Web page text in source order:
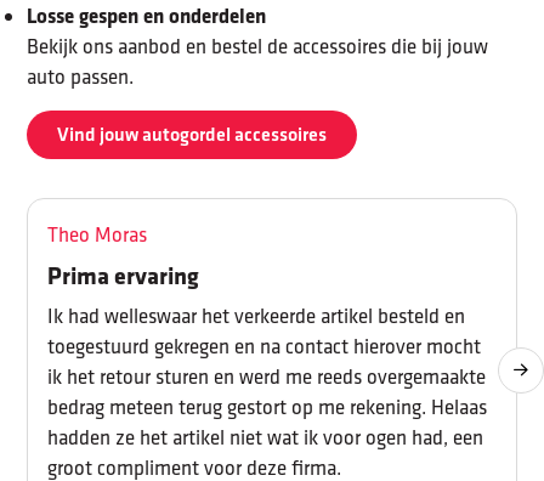
Losse gespen en onderdelen
Bekijk ons aanbod en bestel de accessoires die bij jouw
auto passen.
Vind jouw autogordel accessoires
Theo Moras
Prima ervaring
Ik had welleswaar het verkeerde artikel besteld en
toegestuurd gekregen en na contact hierover mocht
ik het retour sturen en werd me reeds overgemaakte
bedrag meteen terug gestort op me rekening. Helaas
hadden ze het artikel niet wat ik voor ogen had, een
groot compliment voor deze firma.